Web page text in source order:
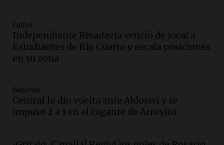
con Jujuy
Panorama Federal
Episodios
proteínas
Una mañana para todos
Episodios
la cooperativa Talamochita en Villa
Fútbol
Independiente Rivadavia venció de local a
Estudiantes de Río Cuarto y escala posiciones
en su zona
Deportes
Central lo dio vuelta ante Aldosivi y se
impuso 2 a 1 en el Gigante de Arroyito